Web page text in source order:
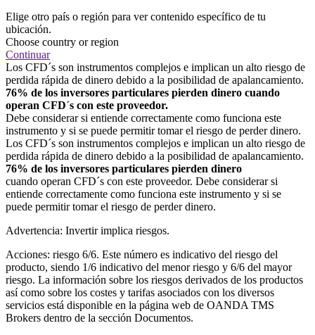
Elige otro país o región para ver contenido específico de tu
ubicación.
Choose country or region
Continuar
Los CFD´s son instrumentos complejos e implican un alto riesgo de
perdida rápida de dinero debido a la posibilidad de apalancamiento.
76% de los inversores particulares pierden dinero cuando
operan CFD´s con este proveedor.
Debe considerar si entiende correctamente como funciona este
instrumento y si se puede permitir tomar el riesgo de perder dinero.
Los CFD´s son instrumentos complejos e implican un alto riesgo de
perdida rápida de dinero debido a la posibilidad de apalancamiento.
76% de los inversores particulares pierden dinero
cuando operan CFD´s con este proveedor. Debe considerar si
entiende correctamente como funciona este instrumento y si se
puede permitir tomar el riesgo de perder dinero.
Advertencia: Invertir implica riesgos.
Acciones: riesgo 6/6. Este número es indicativo del riesgo del
producto, siendo 1/6 indicativo del menor riesgo y 6/6 del mayor
riesgo. La información sobre los riesgos derivados de los productos
así como sobre los costes y tarifas asociados con los diversos
servicios está disponible en la página web de OANDA TMS
Brokers dentro de la sección Documentos.